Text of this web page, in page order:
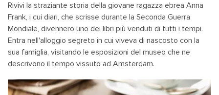
Rivivi la straziante storia della giovane ragazza ebrea Anna
Frank, i cui diari, che scrisse durante la Seconda Guerra
Mondiale, divennero uno dei libri più venduti di tutti i tempi.
Entra nell'alloggio segreto in cui viveva di nascosto con la
sua famiglia, visitando le esposizioni del museo che ne
descrivono il tempo vissuto ad Amsterdam.